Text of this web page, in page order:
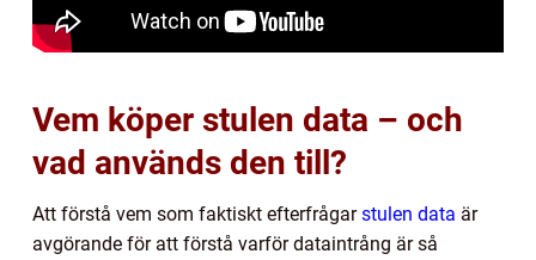
Vem köper stulen data – och
vad används den till?
Att förstå vem som faktiskt efterfrågarstulen data är
avgörande för att förstå varför dataintrång är så